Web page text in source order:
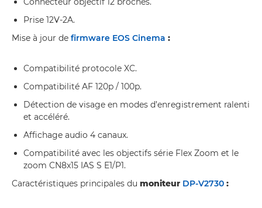
Prise 12V-2A.
Mise à jour de firmware EOS Cinema :
Compatibilité protocole XC.
Compatibilité AF 120p / 100p.
Détection de visage en modes d’enregistrement ralenti
et accéléré.
Affichage audio 4 canaux.
Compatibilité avec les objectifs série Flex Zoom et le
zoom CN8x15 IAS S E1/P1.
Caractéristiques principales du moniteur DP-V2730 :